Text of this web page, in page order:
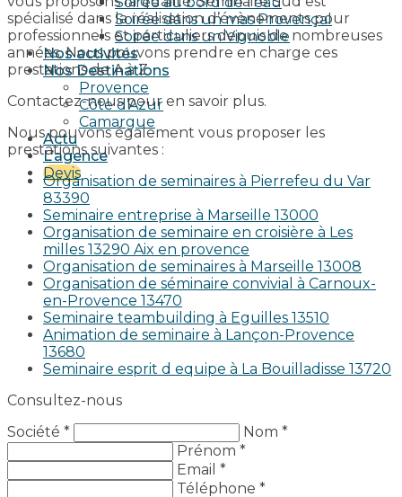
Soirée dans un mas Provençal
Soirée dans un Vignoble
Nos activités
Nos Destinations
Provence
Côte d’Azur
Camargue
Actu
L’agence
Devis
spécialisé dans la réalisation d’évènements pour
professionnels et particuliers depuis de nombreuses
années. Nous pouvons prendre en charge ces
prestations de A à Z.
Contactez-nous pour en savoir plus.
Nous pouvons également vous proposer les
prestations suivantes :
Organisation de seminaires à Pierrefeu du Var
83390
Seminaire entreprise à Marseille 13000
Organisation de seminaire en croisière à Les
milles 13290 Aix en provence​
Organisation de seminaires à Marseille 13008
Organisation de séminaire convivial à Carnoux-
en-Provence 13470
Seminaire teambuilding à Eguilles 13510
Animation de seminaire à Lançon-Provence
13680
Seminaire esprit d equipe à La Bouilladisse 13720
Consultez-nous
Société *
Nom *
Prénom *
Email *
Téléphone *